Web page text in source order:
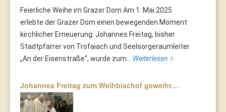
Feierliche Weihe im Grazer Dom Am 1. Mai 2025
erlebte der Grazer Dom einen bewegenden Moment
kirchlicher Erneuerung: Johannes Freitag, bisher
Stadtpfarrer von Trofaiach und Seelsorgeraumleiter
„An der Eisenstraße“, wurde zum... Weiterlesen
Johannes Freitag zum Weihbischof geweiht…